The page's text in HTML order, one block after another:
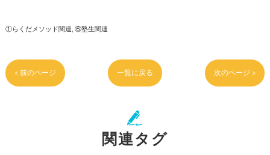
①らくだメソッド関連 ⑥塾生関連
< 前のページ 一覧に戻る 次のページ >
関連タグ